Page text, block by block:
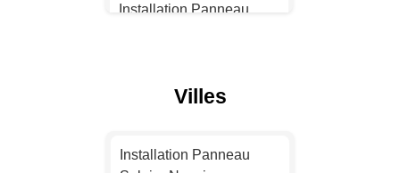
Installation Panneau
Installation Panneau
Installation Panneau
Solaire Carignan
Installation Panneau
Solaire Revin
Villes
Installation Panneau